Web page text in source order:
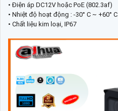
• Điện áp DC12V hoặc PoE (802.3af)
• Nhiệt độ hoạt động : -30° C ~ +60° C.
• Chất liệu kim loại, IP67